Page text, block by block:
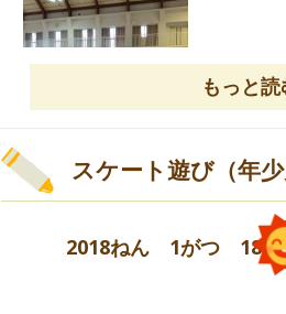
おじいちゃんやおばあちゃんを見習っ
コマを回せるようになったり、メン
（おじゃみ）、ビー玉の遊び方を教わ
緒にお手玉や羽根つきをして楽しん
本日はおじいちゃんやおばあちゃんの
れ、楽しいひとときを過ごしました。
もっと読
スケート遊び（年少
2018ねん 1がつ 18に